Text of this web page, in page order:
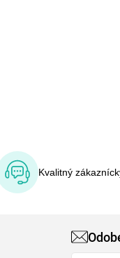
Kvalitný